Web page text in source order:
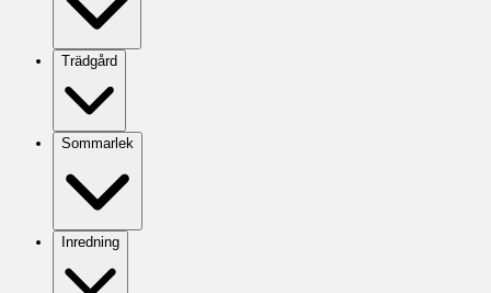
Trädgård
Sommarlek
Inredning